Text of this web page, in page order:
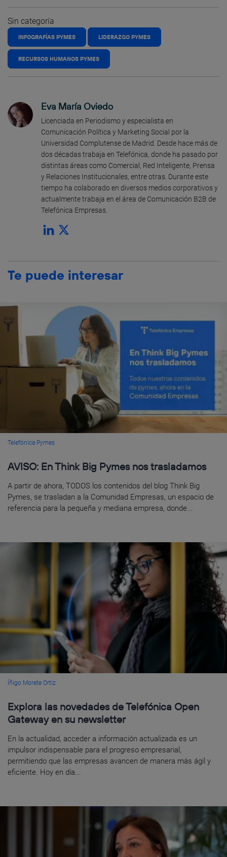
Sin categoría
INFOGRAFÍAS PYMES LIDERAZGO PYMES
RECURSOS HUMANOS PYMES
Eva María Oviedo
Licenciada en Periodismo y especialista en
Comunicación Política y Marketing Social por la
Universidad Complutense de Madrid. Desde hace más de
dos décadas trabaja en Telefónica, donde ha pasado por
distintas áreas como Comercial, Red Inteligente, Prensa
y Relaciones Institucionales, entre otras. Durante este
tiempo ha colaborado en diversos medios corporativos y
actualmente trabaja en el área de Comunicación B2B de
Telefónica Empresas.
Te puede interesar
Telefónica Pymes
AVISO: En Think Big Pymes nos trasladamos
A partir de ahora, TODOS los contenidos del blog Think Big
Pymes, se trasladan a la Comunidad Empresas, un espacio de
referencia para la pequeña y mediana empresa, donde...
Íñigo Morete Ortiz
Explora las novedades de Telefónica Open
Gateway en su newsletter
En la actualidad, acceder a información actualizada es un
impulsor indispensable para el progreso empresarial,
permitiendo que las empresas avancen de manera más ágil y
eficiente. Hoy en día...